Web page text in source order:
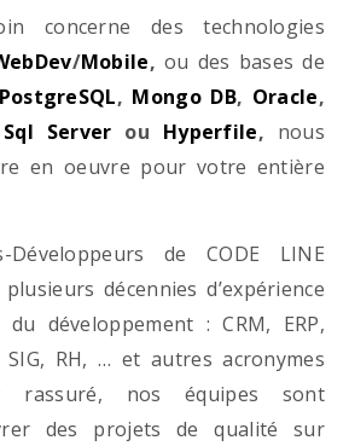
concerne des technologies
/Mobile, ou des bases de
PostgreSQL, Mongo DB, Oracle,
Sql Server ou Hyperfile, nous
en oeuvre pour votre entière
Développeurs de CODE LINE
décennies d’expérience
développement : CRM, ERP,
SIG, RH, … et autres acronymes
rassuré, nos équipes sont
des projets de qualité sur